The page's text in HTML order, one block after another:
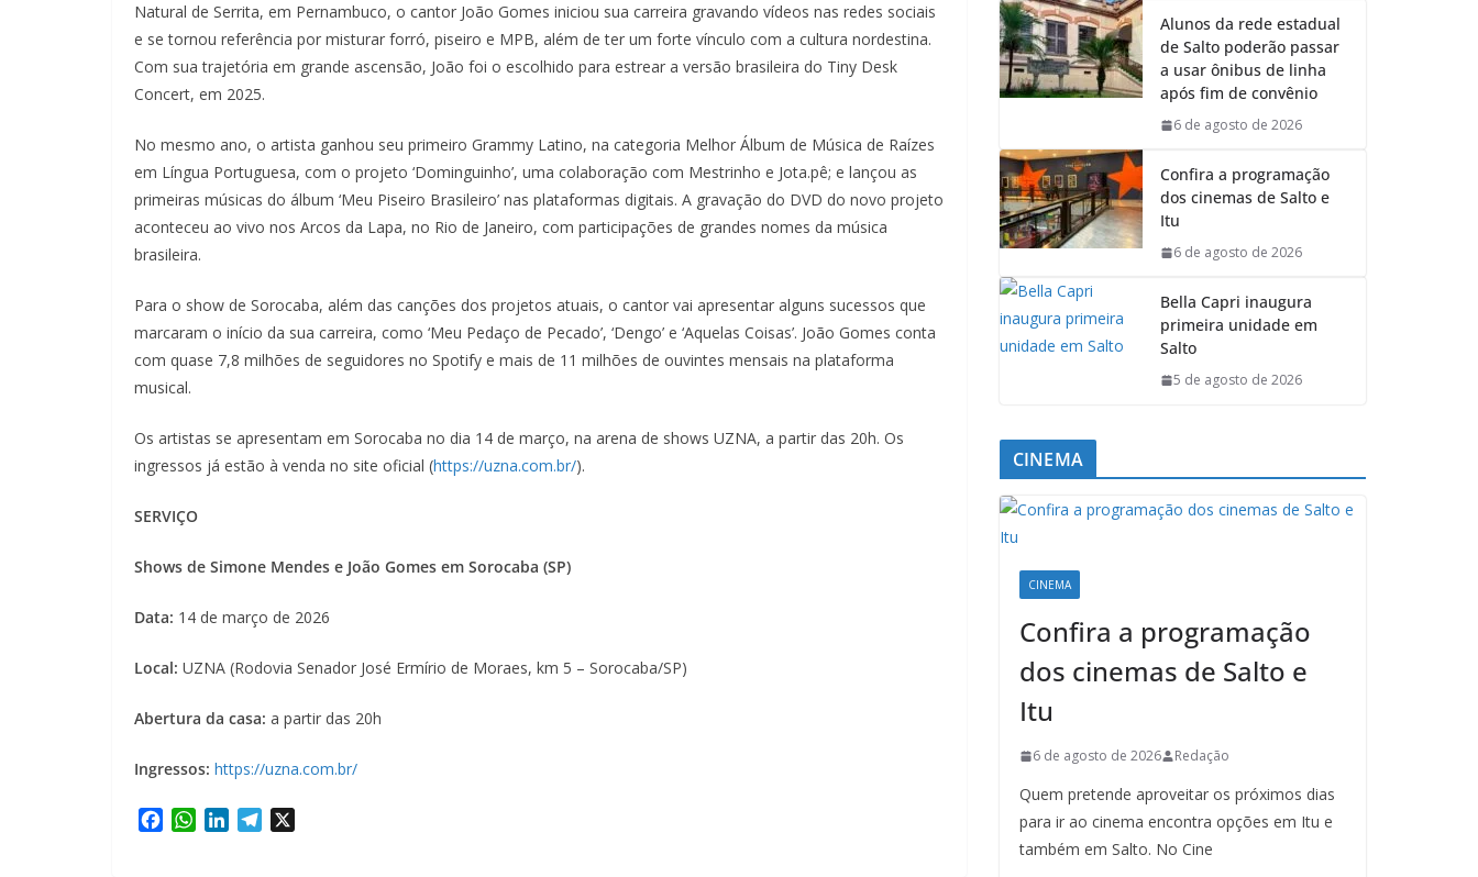
Natural de Serrita, em Pernambuco, o cantor João Gomes iniciou sua carreira gravando vídeos nas redes sociais
e se tornou referência por misturar forró, piseiro e MPB, além de ter um forte vínculo com a cultura nordestina.
Com sua trajetória em grande ascensão, João foi o escolhido para estrear a versão brasileira do Tiny Desk
Concert, em 2025.
No mesmo ano, o artista ganhou seu primeiro Grammy Latino, na categoria Melhor Álbum de Música de Raízes
em Língua Portuguesa, com o projeto ‘Dominguinho’, uma colaboração com Mestrinho e Jota.pê; e lançou as
primeiras músicas do álbum ‘Meu Piseiro Brasileiro’ nas plataformas digitais. A gravação do DVD do novo projeto
aconteceu ao vivo nos Arcos da Lapa, no Rio de Janeiro, com participações de grandes nomes da música
brasileira.
Para o show de Sorocaba, além das canções dos projetos atuais, o cantor vai apresentar alguns sucessos que
marcaram o início da sua carreira, como ‘Meu Pedaço de Pecado’, ‘Dengo’ e ‘Aquelas Coisas’. João Gomes conta
com quase 7,8 milhões de seguidores no Spotify e mais de 11 milhões de ouvintes mensais na plataforma
musical.
Os artistas se apresentam em Sorocaba no dia 14 de março, na arena de shows UZNA, a partir das 20h. Os
ingressos já estão à venda no site oficial (https://uzna.com.br/).
SERVIÇO
Shows de Simone Mendes e João Gomes em Sorocaba (SP)
Data: 14 de março de 2026
Local: UZNA (Rodovia Senador José Ermírio de Moraes, km 5 – Sorocaba/SP)
Abertura da casa: a partir das 20h
Ingressos: https://uzna.com.br/
W
Alunos da rede estadual
de Salto poderão passar
a usar ônibus de linha
após fim de convênio
6 de agosto de 2026
Confira a programação
dos cinemas de Salto e
Itu
6 de agosto de 2026
Bella Capri inaugura
primeira unidade em
Salto
5 de agosto de 2026
CINEMA
CINEMA
Confira a programação
dos cinemas de Salto e
Itu
6 de agosto de 2026 Redação
Quem pretende aproveitar os próximos dias
para ir ao cinema encontra opções em Itu e
também em Salto. No Cine